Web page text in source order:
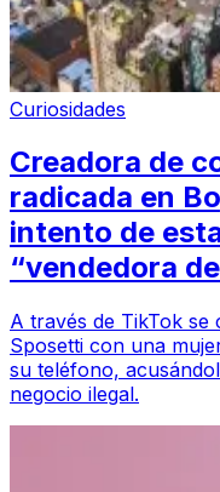
Curiosidades
Creadora de
radicada en
intento de
“vendedora
A través de TikTok se
Sposetti con una
su teléfono,
negocio ilegal.